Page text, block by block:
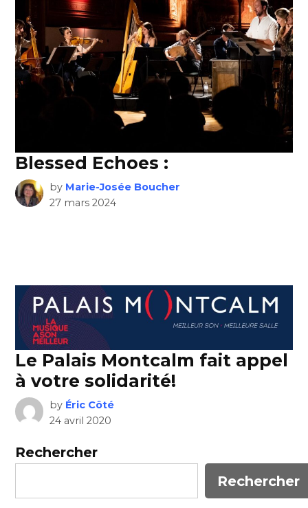
Blessed Echoes :
by Marie-Josée Boucher
27 mars 2024
Le Palais Montcalm fait appel
à votre solidarité!
by Éric Côté
24 avril 2020
Rechercher
Rechercher